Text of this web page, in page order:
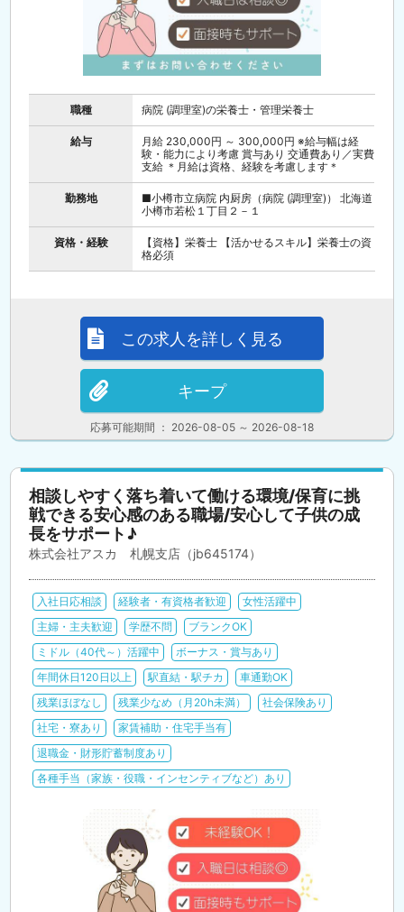
職種 病院 (調理室)の栄養士・管理栄養士
給与
月給 230,000円 ～ 300,000円 ※給与幅は経
験・能力により考慮 賞与あり 交通費あり／実費
支給 ＊月給は資格、経験を考慮します＊
勤務地
■小樽市立病院 内厨房（病院 (調理室)） 北海道
小樽市若松１丁目２－１
資格・経験
【資格】栄養士 【活かせるスキル】栄養士の資
格必須
応募可能期間 ： 2026-08-05 ～ 2026-08-18
この求人を詳しく見る
キープ
相談しやすく落ち着いて働ける環境/保育に挑
戦できる安心感のある職場/安心して子供の成
長をサポート♪
株式会社アスカ 札幌支店（jb645174）
入社日応相談 経験者・有資格者歓迎
女性活躍中
主婦・主夫歓迎
学歴不問
ブランクOK
ミドル（40代～）活躍中
ボーナス・賞与あり
年間休日120日以上
駅直結・駅チカ
車通勤OK
残業ほぼなし
残業少なめ（月20h未満）
社会保険あり
社宅・寮あり
家賃補助・住宅手当有
退職金・財形貯蓄制度あり
各種手当（家族・役職・インセンティブなど）あり